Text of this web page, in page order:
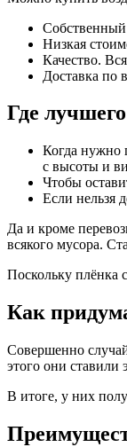
Собственный
Низкая
Качество.
Доставка по
Где
Когда нужно
с высоты и
Чтобы
Если нельзя
Да и кроме
всякого мусора.
Поскольку плёнка
Как
Совершенно
этого они ставили
В итоге, у них